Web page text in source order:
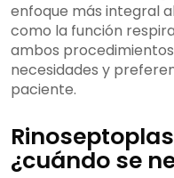
enfoque más integral
como la función
ambos
necesidades y
paciente.
¿cuándo se